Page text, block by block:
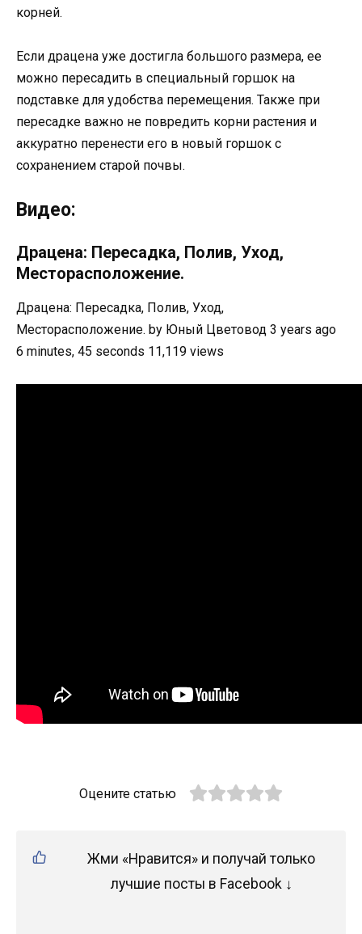
корней.
Если драцена уже достигла большого размера, ее
можно пересадить в специальный горшок на
подставке для удобства перемещения. Также при
пересадке важно не повредить корни растения и
аккуратно перенести его в новый горшок с
сохранением старой почвы.
Видео:
Драцена: Пересадка, Полив, Уход,
Месторасположение.
Драцена: Пересадка, Полив, Уход,
Месторасположение. by Юный Цветовод 3 years ago
6 minutes, 45 seconds 11,119 views
Оцените статью
Жми «Нравится» и получай только
лучшие посты в Facebook ↓